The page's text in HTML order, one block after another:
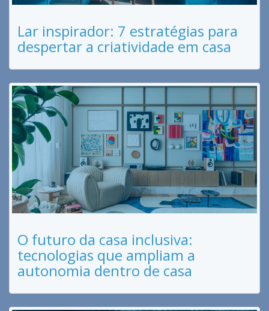
Lar inspirador: 7 estratégias para
despertar a criatividade em casa
O futuro da casa inclusiva:
tecnologias que ampliam a
autonomia dentro de casa